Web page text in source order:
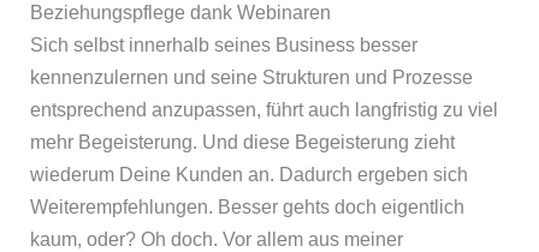
Beziehungspflege dank Webinaren
Sich selbst innerhalb seines Business besser
kennenzulernen und seine Strukturen und Prozesse
entsprechend anzupassen, führt auch langfristig zu viel
mehr Begeisterung. Und diese Begeisterung zieht
wiederum Deine Kunden an. Dadurch ergeben sich
Weiterempfehlungen. Besser gehts doch eigentlich
kaum, oder? Oh doch. Vor allem aus meiner